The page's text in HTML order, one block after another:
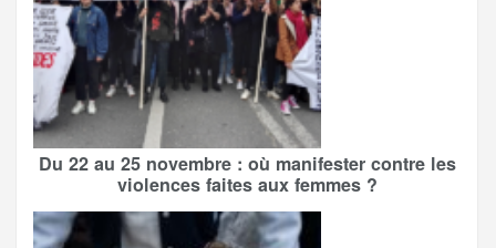
Du 22 au 25 novembre : où manifester contre les
violences faites aux femmes ?